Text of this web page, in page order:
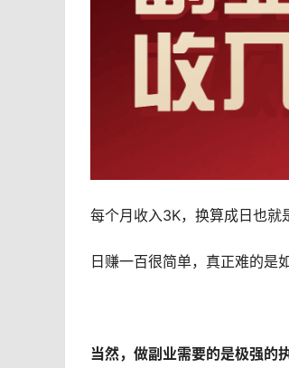
每个月收入3K，换算成日也就
日赚一百很简单，真正难的是
当然，做副业需要的是极强的